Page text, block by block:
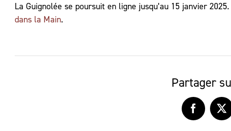
La Guignolée se poursuit en ligne jusqu’au 15 janvier
dans la Main.
Partager
Facebook
X